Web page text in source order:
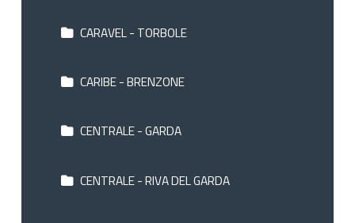
CARAVEL - TORBOLE
CARIBE - BRENZONE
CENTRALE - GARDA
CENTRALE - RIVA DEL GARDA